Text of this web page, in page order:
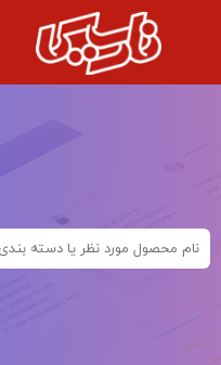
حساب کاربری من